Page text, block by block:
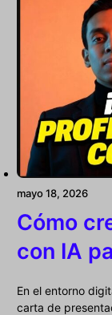
mayo 18, 2026
Cómo
con IA
En el entorno
carta de